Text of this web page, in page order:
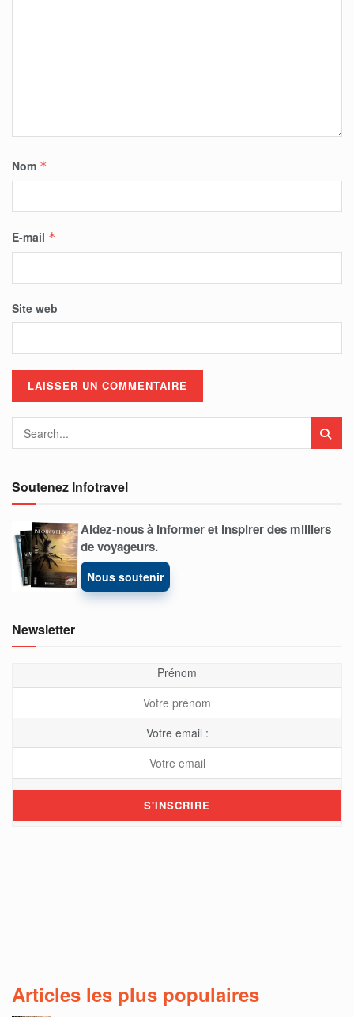
Nom *
E-mail *
Site web
Soutenez Infotravel
Aidez-nous à informer et inspirer des milliers
de voyageurs.
Nous soutenir
Newsletter
Prénom
Votre email :
Articles les plus populaires